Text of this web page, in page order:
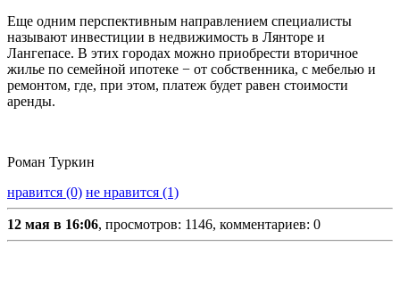
Еще одним перспективным направлением специалисты
называют инвестиции в недвижимость в Лянторе и
Лангепасе. В этих городах можно приобрести вторичное
жилье по семейной ипотеке − от собственника, с мебелью и
ремонтом, где, при этом, платеж будет равен стоимости
аренды.
Роман Туркин
нравится (0) не нравится (1)
12 мая в 16:06, просмотров: 1146, комментариев: 0